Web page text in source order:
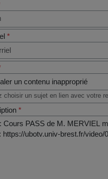
*
choisir un sujet en lien avec votre
*